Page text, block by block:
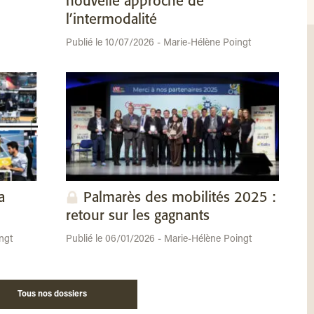
l’intermodalité
Publié le 10/07/2026 - Marie-Hélène Poingt
Palmarès des mobilités 2025 :
retour sur les gagnants
Publié le 06/01/2026 - Marie-Hélène Poingt
Tous nos dossiers